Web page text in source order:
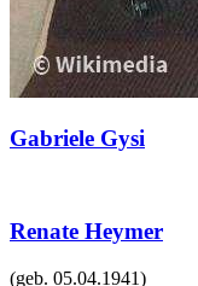
Gabriele Gysi
Renate Heymer
(geb. 05.04.1941)